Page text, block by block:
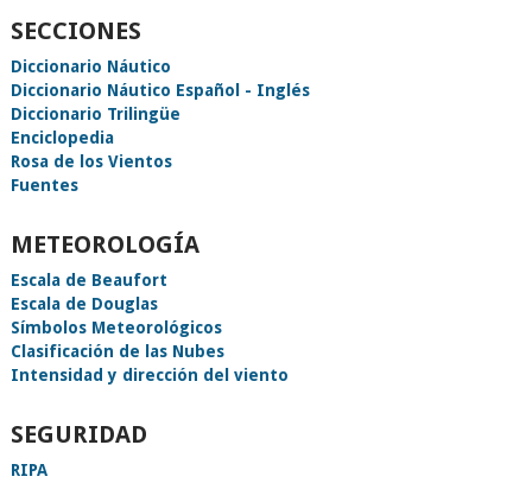
SECCIONES
Diccionario Náutico
Diccionario Náutico Español - Inglés
Diccionario Trilingüe
Enciclopedia
Rosa de los Vientos
Fuentes
METEOROLOGÍA
Escala de Beaufort
Escala de Douglas
Símbolos Meteorológicos
Clasificación de las Nubes
Intensidad y dirección del viento
SEGURIDAD
RIPA